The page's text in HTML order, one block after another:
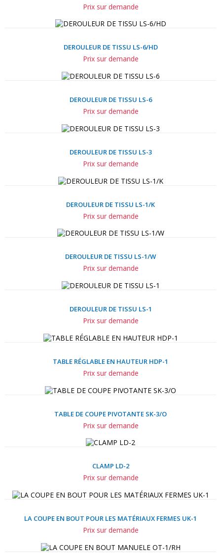
Prix sur demande
DEROULEUR DE TISSU LS-6/HD
Prix sur demande
DEROULEUR DE TISSU LS-6
Prix sur demande
DEROULEUR DE TISSU LS-3
Prix sur demande
DEROULEUR DE TISSU LS-1/K
Prix sur demande
DEROULEUR DE TISSU LS-1/W
Prix sur demande
DEROULEUR DE TISSU LS-1
Prix sur demande
TABLE RÉGLABLE EN HAUTEUR HDP-1
Prix sur demande
TABLE DE COUPE PIVOTANTE SK-3/O
Prix sur demande
CLAMP LD-2
Prix sur demande
LA COUPE EN BOUT POUR LES MATÉRIAUX FERMES UK-1
Prix sur demande